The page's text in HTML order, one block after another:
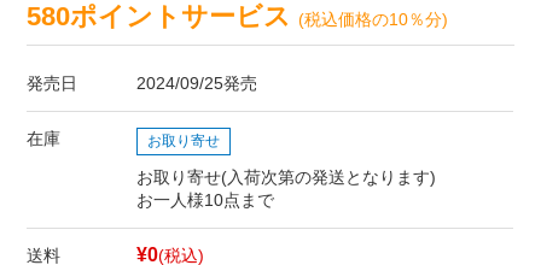
580ポイントサービス(税込価格の10％分)
発売日 2024/09/25発売
在庫 お取り寄せ
お取り寄せ(入荷次第の発送となります)
お一人様10点まで
送料 ¥0(税込)